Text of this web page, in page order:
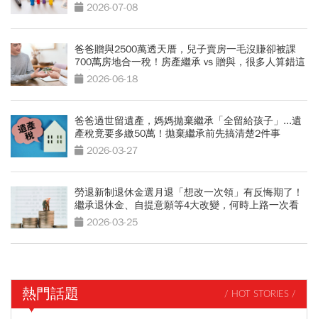
2026-07-08
爸爸贈與2500萬透天厝，兒子賣房一毛沒賺卻被課
700萬房地合一稅！房產繼承 vs 贈與，很多人算錯這
件事2026-06-18
爸爸過世留遺產，媽媽拋棄繼承「全留給孩子」...遺
產稅竟要多繳50萬！拋棄繼承前先搞清楚2件事
2026-03-27
勞退新制退休金選月退「想改一次領」有反悔期了！
繼承退休金、自提意願等4大改變，何時上路一次看
2026-03-25
熱門話題 / HOT STORIES /